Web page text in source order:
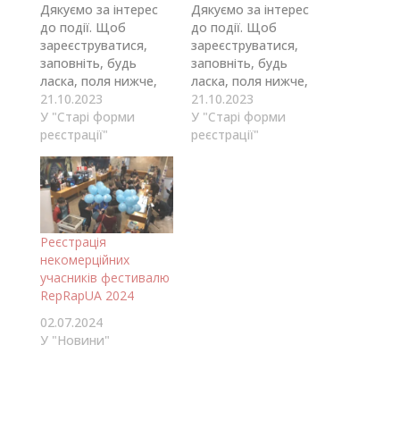
Дякуємо за інтерес
до події. Щоб
зареєструватися,
заповніть, будь
ласка, поля нижче,
та натисніть кнопку
“Відправити”. В день
події вся необхідна
інформація надійде
вам на вказану
пошту. Не забудьте
перевірити папку
“Спам”, якщо не
побачите лист.
21.10.2023
У "Старі форми
реєстрації"
Дякуємо за інтерес
до події. Щоб
зареєструватися,
заповніть, будь
ласка, поля нижче,
та натисніть кнопку
“Відправити”. В день
події вся необхідна
21.10.2023
У "Старі форми
реєстрації"
Реєстрація
некомерційних
учасників фестивалю
RepRapUA 2024
02.07.2024
У "Новини"